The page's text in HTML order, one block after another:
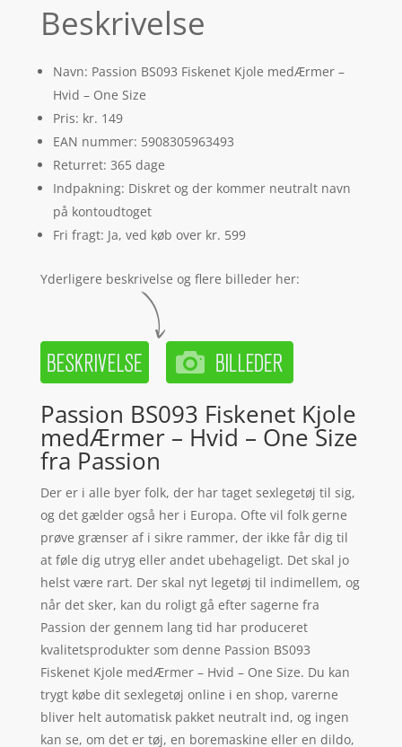
Beskrivelse
Navn: Passion BS093 Fiskenet Kjole medÆrmer –
Hvid – One Size
Pris: kr. 149
EAN nummer: 5908305963493
Returret: 365 dage
Indpakning: Diskret og der kommer neutralt navn
på kontoudtoget
Fri fragt: Ja, ved køb over kr. 599
Yderligere beskrivelse og flere billeder her:
Passion BS093 Fiskenet Kjole
medÆrmer – Hvid – One Size
fra Passion
Der er i alle byer folk, der har taget sexlegetøj til sig,
og det gælder også her i Europa. Ofte vil folk gerne
prøve grænser af i sikre rammer, der ikke får dig til
at føle dig utryg eller andet ubehageligt. Det skal jo
helst være rart. Der skal nyt legetøj til indimellem, og
når det sker, kan du roligt gå efter sagerne fra
Passion der gennem lang tid har produceret
kvalitetsprodukter som denne Passion BS093
Fiskenet Kjole medÆrmer – Hvid – One Size. Du kan
trygt købe dit sexlegetøj online i en shop, varerne
bliver helt automatisk pakket neutralt ind, og ingen
kan se, om det er tøj, en boremaskine eller en dildo,